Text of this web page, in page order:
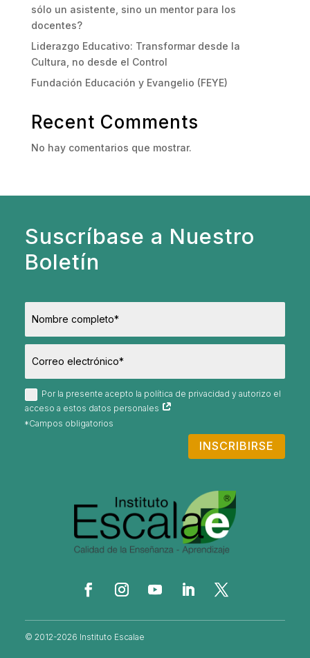
sólo un asistente, sino un mentor para los
docentes?
Liderazgo Educativo: Transformar desde la
Cultura, no desde el Control
Fundación Educación y Evangelio (FEYE)
Recent Comments
No hay comentarios que mostrar.
Suscríbase a Nuestro
Boletín
Por la presente acepto la política de privacidad y autorizo el
acceso a estos datos personales
INSCRIBIRSE
© 2012-2026 Instituto Escalae